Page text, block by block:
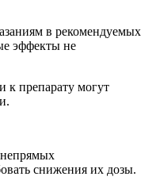
в рекомендуемых
эффекты не
к препарату могут
непрямых
снижения их дозы.